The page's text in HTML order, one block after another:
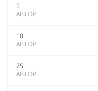
5
AISLOP
10
AISLOP
25
AISLOP